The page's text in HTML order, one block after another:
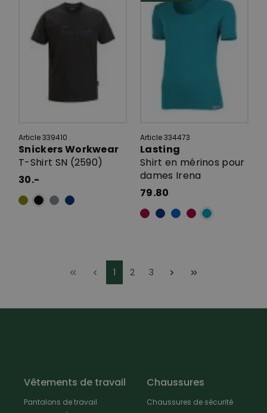
Article 339410
Snickers Workwear
T-Shirt SN (2590)
30.-
Article 334473
Lasting
Shirt en mérinos pour
dames Irena
79.80
1 2 3
Vêtements de travail
Pantalons de travail
Chaussures
Chaussures de sécurité